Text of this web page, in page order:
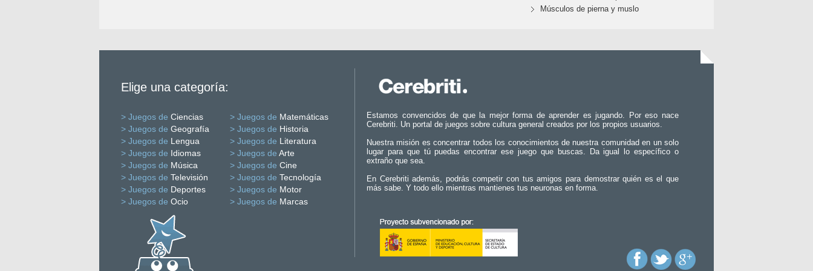
Músculos de pierna y muslo
Elige una categoría:
> Juegos de Ciencias > Juegos de Matemáticas
> Juegos de Geografía > Juegos de Historia
> Juegos de Lengua > Juegos de Literatura
> Juegos de Idiomas > Juegos de Arte
> Juegos de Música > Juegos de Cine
> Juegos de Televisión > Juegos de Tecnología
> Juegos de Deportes > Juegos de Motor
> Juegos de Ocio > Juegos de Marcas
Estamos convencidos de que la mejor forma de aprender es jugando. Por eso nace
Cerebriti. Un portal de juegos sobre cultura general creados por los propios usuarios.
Nuestra misión es concentrar todos los conocimientos de nuestra comunidad en un solo
lugar para que tú puedas encontrar ese juego que buscas. Da igual lo específico o
extraño que sea.
En Cerebriti además, podrás competir con tus amigos para demostrar quién es el que
más sabe. Y todo ello mientras mantienes tus neuronas en forma.